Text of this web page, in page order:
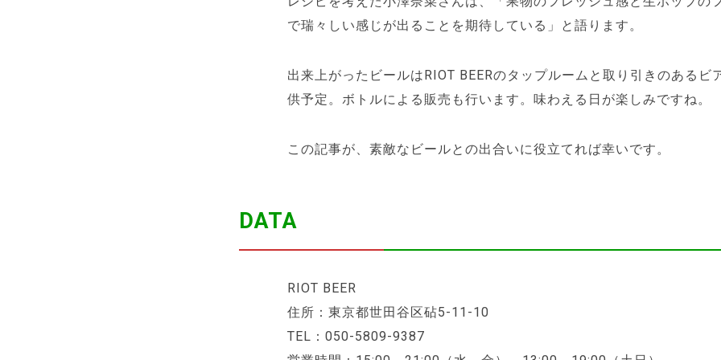
で瑞々しい感じが出ることを期待している」と語ります。
出来上がったビールはRIOT BEERのタップルームと取り引きのあるビ
供予定。ボトルによる販売も行います。味わえる日が楽しみですね。
この記事が、素敵なビールとの出合いに役立てれば幸いです。
DATA
RIOT BEER
住所：東京都世田谷区砧5-11-10
TEL：050-5809-9387